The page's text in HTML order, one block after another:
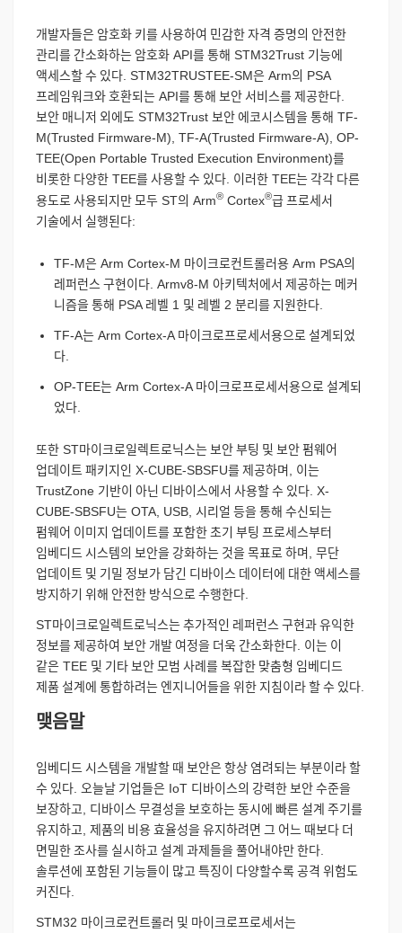
개발자들은 암호화 키를사용하여 민감한자격 증명의 안전한
관리를간소화하는 암호화 API를통해 STM32Trust 기능에
액세스할수 있다. STM32TRUSTEE-SM은 Arm의 PSA
프레임워크와호환되는 API를통해 보안 서비스를제공한다.
보안 매니저 외에도 STM32Trust 보안에코시스템을통해 TF-
M(Trusted Firmware-M), TF-A(Trusted Firmware-A), OP-
TEE(Open Portable Trusted Execution Environment)를
비롯한 다양한 TEE를사용할수 있다. 이러한 TEE는각각 다른
용도로 사용되지만 모두 ST의 Arm® Cortex®급 프로세서
기술에서 실행된다:
TF-M은 Arm Cortex-M 마이크로컨트롤러용 Arm PSA의
레퍼런스 구현이다 . Armv8-M 아키텍처에서 제공하는 메커
니즘을통해 PSA 레벨 1 및 레벨 2 분리를 지원한다
TF-A는 Arm Cortex-A 마이크로프로세서용으로 설계되었
다
OP-TEE는 Arm Cortex-A 마이크로프로세서용으로 설계되
었다
또한 ST마이크로일렉트로닉스는 보안부팅 및 보안펌웨어
업데이트 패키지인 X-CUBE-SBSFU를제공하며
이는
TrustZone 기반이 아닌 디바이스에서 사용할수 있다 . X-
CUBE-SBSFU는 OTA, USB, 시리얼 등을통해 수신되는
펌웨어 이미지 업데이트를 포함한 초기 부팅 프로세스부터
임베디드 시스템의 보안을 강화하는 것을목표로 하며
무단
업데이트 및 기밀 정보가 담긴 디바이스 데이터에 대한액세스를
방지하기 위해 안전한 방식으로 수행한다
ST마이크로일렉트로닉스는추가적인 레퍼런스 구현과유익한
정보를제공하여 보안 개발 여정을 더욱간소화한다 이는 이
같은 TEE 및 기타 보안 모범 사례를복잡한 맞춤형 임베디드
제품 설계에 통합하려는엔지니어들을위한 지침이라할수 있다
맺음말
임베디드 시스템을 개발할 때 보안은항상 염려되는부분이라할
수 있다 오늘날 기업들은 IoT 디바이스의 강력한 보안수준을
보장하고
디바이스 무결성을 보호하는동시에 빠른 설계 주기를
유지하고
제품의 비용 효율성을유지하려면 그 어느 때보다 더
면밀한 조사를 실시하고 설계 과제들을풀어내야만한다
솔루션에 포함된 기능들이 많고 특징이 다양할수록공격 위험도
커진다
STM32 마이크로컨트롤러 및 마이크로프로세서는